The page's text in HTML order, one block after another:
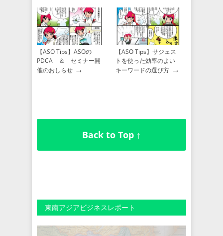
【ASO Tips】ASOの
PDCA ＆ セミナー開
催のおしらせ →
【ASO Tips】サジェス
トを使った効率のよい
キーワードの選び方 →
Back to Top ↑
東南アジアビジネスレポート